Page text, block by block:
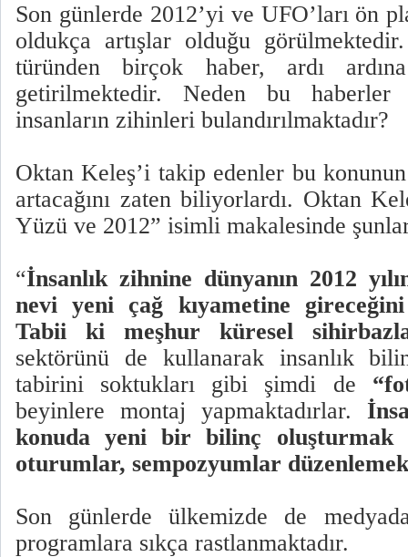
Son günlerde 2012’yi ve UFO’ları ön
oldukça artışlar olduğu
türünden birçok haber, ardı
getirilmektedir. Neden bu haberler
insanların zihinleri bulandırılmaktadır?
Oktan Keleş’i takip edenler bu konunun
artacağını zaten biliyorlardı. Oktan
Yüzü ve 2012” isimli makalesinde
“İnsanlık zihnine dünyanın 2012
nevi yeni çağ kıyametine
Tabii ki meşhur küresel
sektörünü de kullanarak insanlık
tabirini soktukları gibi şimdi de
beyinlere montaj yapmaktadırlar.
konuda yeni bir bilinç oluşturmak
oturumlar, sempozyumlar
Son günlerde ülkemizde de
programlara sıkça rastlanmaktadır.